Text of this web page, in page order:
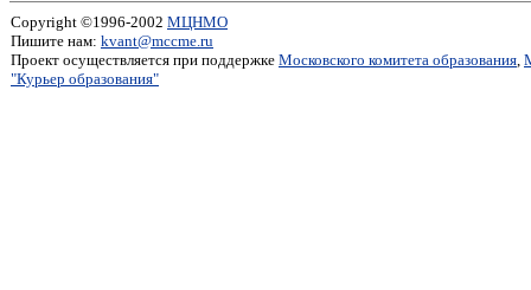
Copyright ©1996-2002 МЦНМО
Пишите нам: kvant@mccme.ru
Проект осуществляется при поддержке Московского комитета образования,
"Курьер образования"